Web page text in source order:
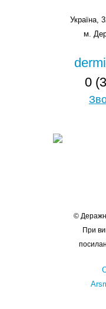
Україна,
м.
0
©
При